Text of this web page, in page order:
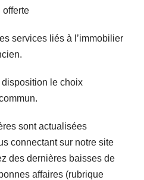
offerte
services liés à l’immobilier
disposition le choix
sont actualisées
connectant sur notre site
des dernières baisses de
affaires (rubrique